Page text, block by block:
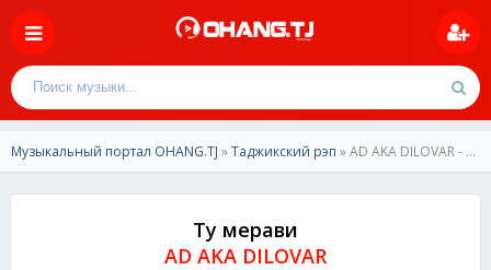
Музыкальный портал OHANG.TJ »Таджикский рэп » AD AKA DILOVAR - Ту мерави
Ту мерави
AD AKA DILOVAR